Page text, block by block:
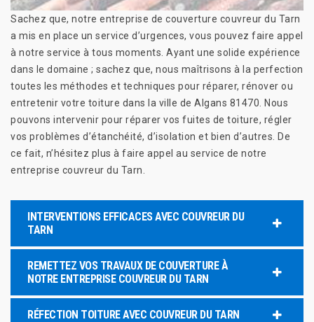
Sachez que, notre entreprise de couverture couvreur du Tarn
a mis en place un service d’urgences, vous pouvez faire appel
à notre service à tous moments. Ayant une solide expérience
dans le domaine ; sachez que, nous maîtrisons à la perfection
toutes les méthodes et techniques pour réparer, rénover ou
entretenir votre toiture dans la ville de Algans 81470. Nous
pouvons intervenir pour réparer vos fuites de toiture, régler
vos problèmes d’étanchéité, d’isolation et bien d’autres. De
ce fait, n’hésitez plus à faire appel au service de notre
entreprise couvreur du Tarn.
INTERVENTIONS EFFICACES AVEC COUVREUR DU
TARN
REMETTEZ VOS TRAVAUX DE COUVERTURE À
NOTRE ENTREPRISE COUVREUR DU TARN
RÉFECTION TOITURE AVEC COUVREUR DU TARN